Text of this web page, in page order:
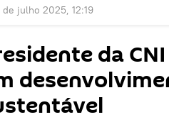
de julho 2025, 12:19
da